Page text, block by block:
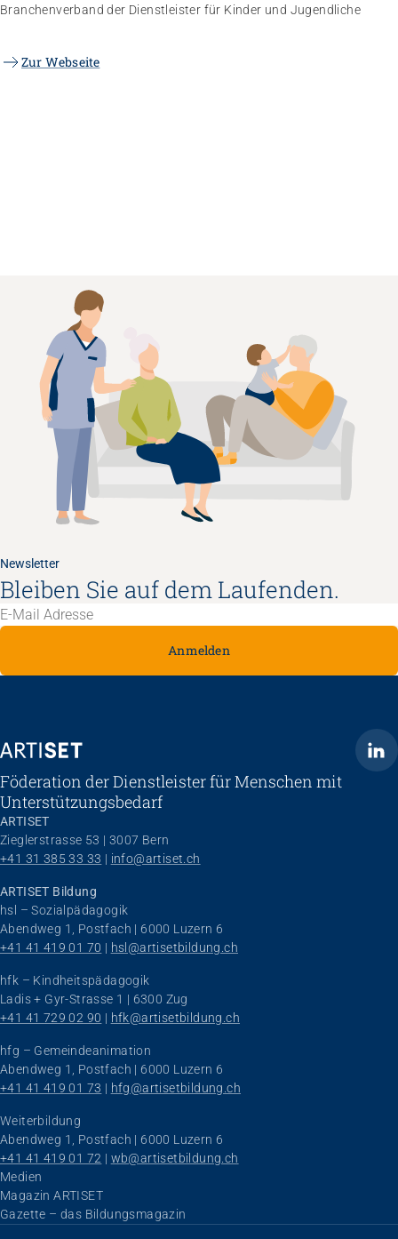
Branchenverband der Dienstleister für Kinder und Jugendliche
Zur Webseite
Newsletter
Bleiben Sie auf dem Laufenden.
Anmelden
ARTISET
Föderation der Dienstleister für Menschen mit
Unterstützungsbedarf
ARTISET
Zieglerstrasse 53 | 3007 Bern
+41 31 385 33 33 | info@artiset.ch
ARTISET Bildung
hsl – Sozialpädagogik
Abendweg 1, Postfach | 6000 Luzern 6
+41 41 419 01 70 | hsl@artisetbildung.ch
hfk – Kindheitspädagogik
Ladis + Gyr-Strasse 1 | 6300 Zug
+41 41 729 02 90 | hfk@artisetbildung.ch
hfg – Gemeindeanimation
Abendweg 1, Postfach | 6000 Luzern 6
+41 41 419 01 73 | hfg@artisetbildung.ch
Weiterbildung
Abendweg 1, Postfach | 6000 Luzern 6
+41 41 419 01 72 | wb@artisetbildung.ch
Navigation überspringen
Medien
Magazin ARTISET
Gazette – das Bildungsmagazin